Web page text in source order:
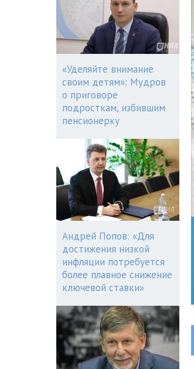
«Уделяйте внимание
своим детям»: Мудров
о приговоре
подросткам, избившим
пенсионерку
Андрей Попов: «Для
достижения низкой
инфляции потребуется
более плавное снижение
ключевой ставки»